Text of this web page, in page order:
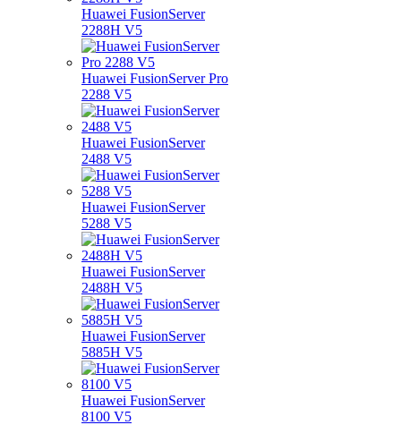
Huawei FusionServer
2288H V5
Huawei FusionServer Pro
2288 V5
Huawei FusionServer
2488 V5
Huawei FusionServer
5288 V5
Huawei FusionServer
2488H V5
Huawei FusionServer
5885H V5
Huawei FusionServer
8100 V5